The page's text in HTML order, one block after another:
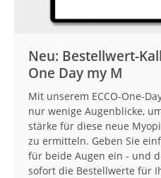
Neu: Bestellwert-
One Day my M
Mit unserem ECCO-One-
nur wenige Augenblicke,
stärke für diese neue
zu ermitteln. Geben Sie
für beide Augen ein - und
sofort die Bestellwerte für